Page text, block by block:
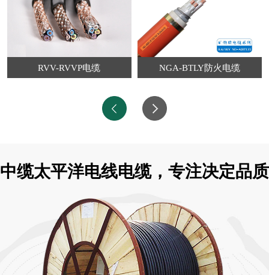
RVV-RVVP电缆 NGA-BTLY防火电缆
中缆太平洋电线电缆，专注决定品质